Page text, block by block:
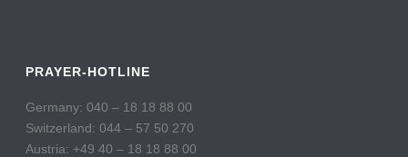
PRAYER-HOTLINE
Germany: 040 – 18 18 88 00
Switzerland: 044 – 57 50 270
Austria: +49 40 – 18 18 88 00